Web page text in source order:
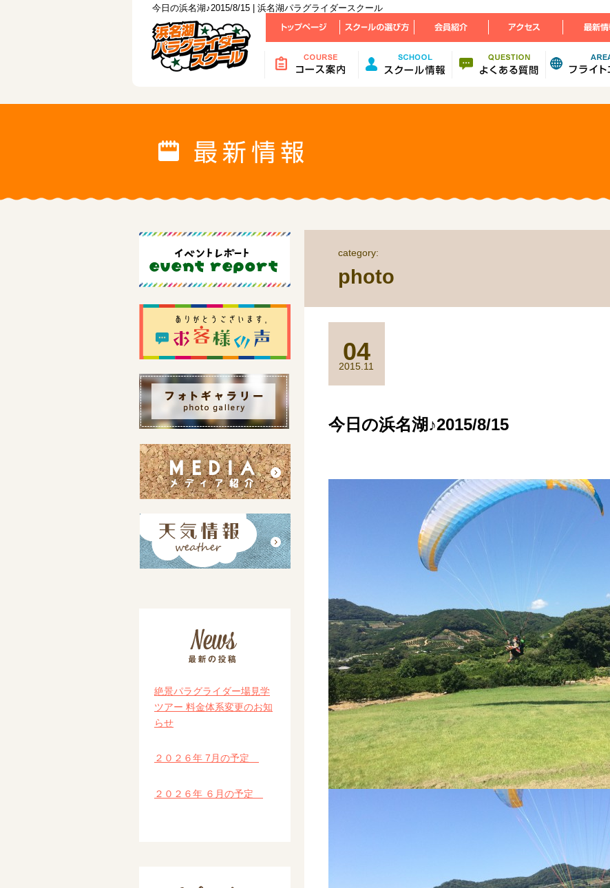
今日の浜名湖♪2015/8/15 | 浜名湖パラグライダースクール
category:
photo
04
2015.11
今日の浜名湖♪2015/8/15
絶景パラグライダー場見学
ツアー 料金体系変更のお知
らせ
２０２６年 7月の予定
２０２６年 ６月の予定